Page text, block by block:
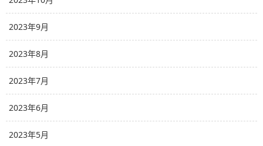
2023年9月
2023年8月
2023年7月
2023年6月
2023年5月